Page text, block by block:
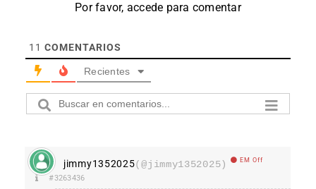
Por favor, accede para comentar
11 COMENTARIOS
Recientes
jimmy1352025(@jimmy1352025) EM Off
#3263436